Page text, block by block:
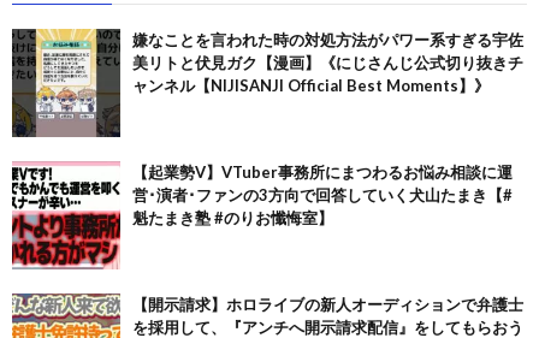
嫌なことを言われた時の対処方法がパワー系すぎる宇佐
美リトと伏見ガク【漫画】《にじさんじ公式切り抜きチ
ャンネル【NIJISANJI Official Best Moments】》
【起業勢V】VTuber事務所にまつわるお悩み相談に運
営･演者･ファンの3方向で回答していく犬山たまき【#
魁たまき塾 #のりお懺悔室】
【開示請求】ホロライブの新人オーディションで弁護士
を採用して、『アンチへ開示請求配信』をしてもらおう